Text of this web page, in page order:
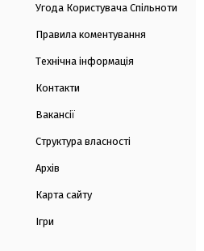
Угода Користувача Спільноти
Правила коментування
Технічна інформація
Контакти
Вакансії
Структура власності
Архів
Карта сайту
Ігри